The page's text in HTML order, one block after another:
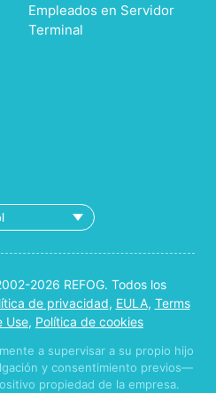
Empleados en Servidor
Terminal
2026 REFOG. Todos los
de privacidad, EULA, Terms
Use, Política de cookies
a supervisar a su propio hijo
y consentimiento previos—
propiedad de la empresa.